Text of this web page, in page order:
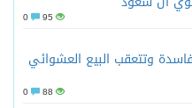
95
وتتعقب البيع العشوائي
88